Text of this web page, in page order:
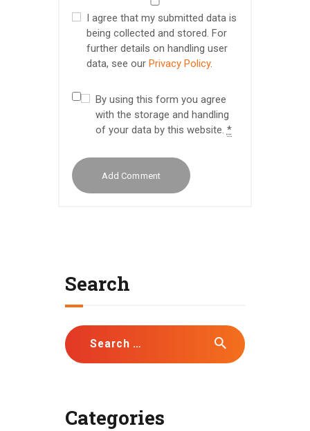
I agree that my submitted data is
being collected and stored. For
further details on handling user
data, see our Privacy Policy.
By using this form you agree
with the storage and handling
of your data by this website. *
Search
Search
for:
Categories